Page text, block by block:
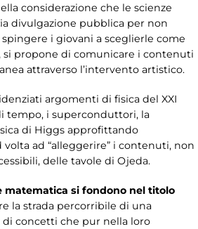
considerazione che le scienze
divulgazione pubblica per non
i giovani a sceglierle come
propone di comunicare i contenuti
attraverso l’intervento artistico.
argomenti di fisica del XXI
tempo, i superconduttori, la
di Higgs approfittando
volta ad “alleggerire” i contenuti, non
delle tavole di Ojeda.
matematica si fondono nel titolo
la strada percorribile di una
concetti che pur nella loro